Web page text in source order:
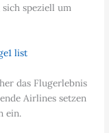
speziell um
das Flugerlebnis
Airlines setzen
ein.